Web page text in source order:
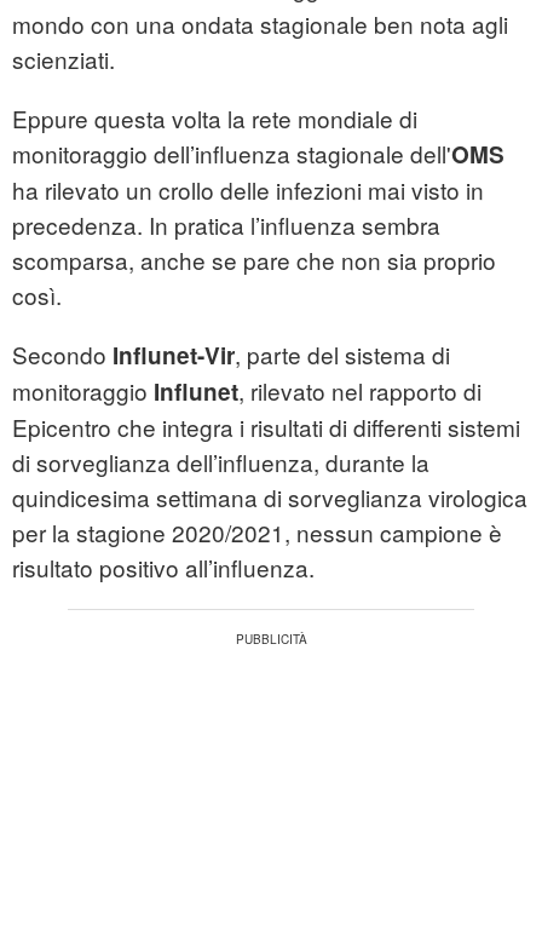
mondo con una ondata stagionale ben nota agli
scienziati.
Eppure questa volta la rete mondiale di
monitoraggio dell’influenza stagionale dell'OMS
ha rilevato un crollo delle infezioni mai visto in
precedenza. In pratica l’influenza sembra
scomparsa, anche se pare che non sia proprio
così.
Secondo Influnet-Vir, parte del sistema di
monitoraggio Influnet, rilevato nel rapporto di
Epicentro che integra i risultati di differenti sistemi
di sorveglianza dell’influenza, durante la
quindicesima settimana di sorveglianza virologica
per la stagione 2020/2021, nessun campione è
risultato positivo all’influenza.